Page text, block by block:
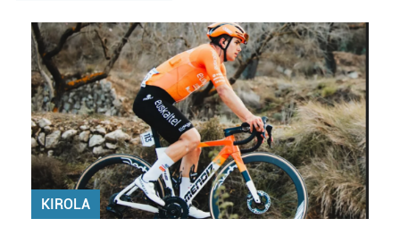
zure baimena Cookieen adierazpenean.
Webgune honek cookie propioak eta hirugarrenen cookie-
fitxategiak erabiltzen ditu. Zure esperientzia eta
zerbitzuak hobetzeko asmoz, cookie teknologiaz
baliatzen gara. Ohar hau onartuz gero, teknologia hori
erabiltzeko baimen esplizitua ematen diguzu.Gehiago
irakurri
KIROLA